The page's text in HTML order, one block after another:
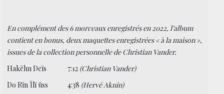
En complément des 6 morceaux enregistrés en 2022, l’album
contient en bonus, deux maquettes enregistrées « à la maison »,
issues de la collection personnelle de Christian Vander.
Hakëhn Deïs 7:12 (Christian Vander)
Do Rïn Ïlï üss 4:38 (Hervé Aknin)